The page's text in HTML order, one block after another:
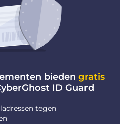
bieden gratis
ID Guard
tegen